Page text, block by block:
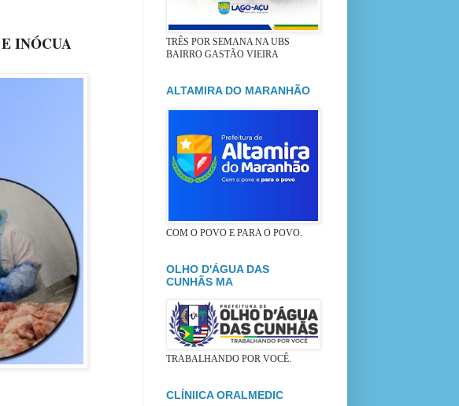
INÓCUA
TRÊS POR SEMANA NA UBS
BAIRRO GASTÃO VIEIRA
ALTAMIRA DO MARANHÃO
COM O POVO E PARA O POVO.
OLHO D'ÁGUA DAS
CUNHÃS MA
TRABALHANDO POR VOCÊ.
CLÍNIICA ORALMEDIC